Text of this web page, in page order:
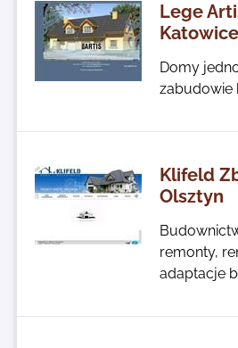
Lege
Katowice
Domy
zabudowie
Klifeld
Olsztyn
remonty,
adaptacje